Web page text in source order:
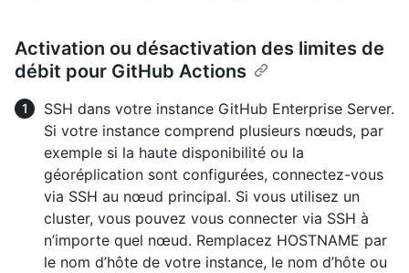
Activation ou désactivation des limites de
débit pour GitHub Actions
SSH dans votre instance GitHub Enterprise Server.
Si votre instance comprend plusieurs nœuds, par
exemple si la haute disponibilité ou la
géoréplication sont configurées, connectez-vous
via SSH au nœud principal. Si vous utilisez un
cluster, vous pouvez vous connecter via SSH à
n’importe quel nœud. Remplacez HOSTNAME par
le nom d’hôte de votre instance, le nom d’hôte ou